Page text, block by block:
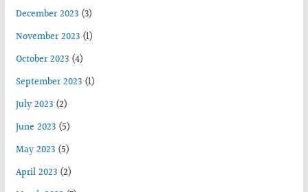
December 2023(3)
November 2023(1)
October 2023(4)
September 2023(1)
July 2023(2)
June 2023(5)
May 2023(5)
April 2023(2)